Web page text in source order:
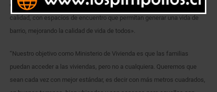
que el Presidente Piñera nos ha pedido, que es generar viviendas de
calidad, con espacios de encuentro que permitan generar una vida de
barrio, mejorando la calidad de vida de todos».
“Nuestro objetivo como Ministerio de Vivienda es que las familias
puedan acceder a las viviendas, pero no a cualquiera. Queremos que
sean cada vez con mejor estándar, es decir con más metros cuadrados,